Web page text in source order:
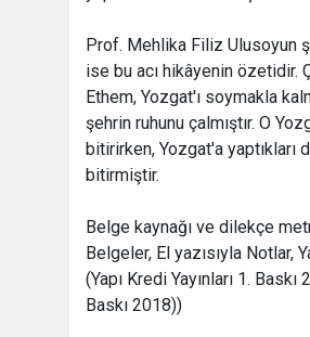
Prof. Mehlika Filiz Ulusoyun
ise bu acı hikâyenin özetidir.
Ethem, Yozgat'ı soymakla
şehrin ruhunu çalmıştır. O
bitirirken, Yozgat'a yaptıkları
bitirmiştir.
Belge kaynağı ve dilekçe
Belgeler, El yazısıyla Notlar,
(Yapı Kredi Yayınları 1. Baskı
Baskı 2018))